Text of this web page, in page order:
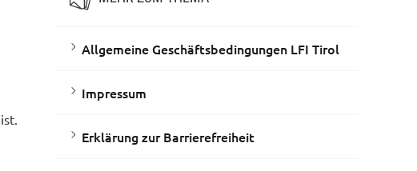
Allgemeine Geschäftsbedingungen LFI Tirol
Impressum
Erklärung zur Barrierefreiheit